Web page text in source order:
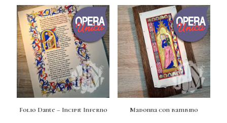
Folio Dante – Incipit Inferno Madonna con bambino